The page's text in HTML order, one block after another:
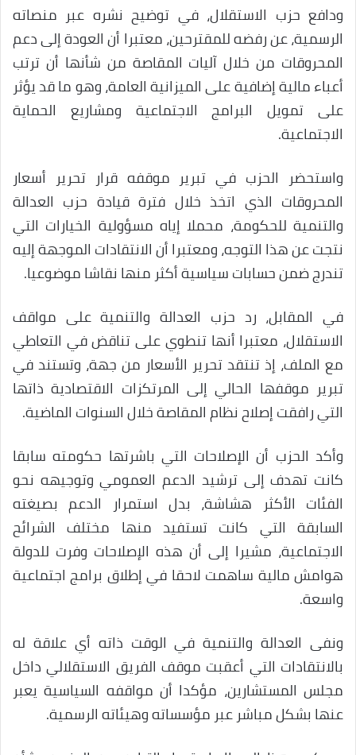
ودافع حزب الاستقلال، في توضيح نشره عبر منصاته
الرسمية، عن رفضه للمقترحين، معتبرا أن العودة إلى دعم
المحروقات من خلال آليات المقاصة من شأنها أن ترتب
أعباء مالية إضافية على الميزانية العامة، وهو ما قد يؤثر
على تمويل البرامج الاجتماعية ومشاريع الحماية
الاجتماعية.
واستحضر الحزب في تبرير موقفه قرار تحرير أسعار
المحروقات الذي اتخذ خلال فترة قيادة حزب العدالة
والتنمية للحكومة، محملا إياه مسؤولية الخيارات التي
نتجت عن هذا التوجه، ومعتبرا أن الانتقادات الموجهة إليه
تندرج ضمن حسابات سياسية أكثر منها نقاشا موضوعيا.
في المقابل، رد حزب العدالة والتنمية على مواقف
الاستقلال، معتبرا أنها تنطوي على تناقض في التعاطي
مع الملف، إذ تنتقد تحرير الأسعار من جهة، وتستند في
تبرير موقفها الحالي إلى المرتكزات الاقتصادية ذاتها
التي رافقت إصلاح نظام المقاصة خلال السنوات الماضية.
وأكد الحزب أن الإصلاحات التي باشرتها حكومته سابقا
كانت تهدف إلى ترشيد الدعم العمومي وتوجيهه نحو
الفئات الأكثر هشاشة، بدل استمرار الدعم بصيغته
السابقة التي كانت تستفيد منها مختلف الشرائح
الاجتماعية، مشيرا إلى أن هذه الإصلاحات وفرت للدولة
هوامش مالية ساهمت لاحقا في إطلاق برامج اجتماعية
واسعة.
ونفى العدالة والتنمية في الوقت ذاته أي علاقة له
بالانتقادات التي أعقبت موقف الفريق الاستقلالي داخل
مجلس المستشارين، مؤكدا أن مواقفه السياسية يعبر
عنها بشكل مباشر عبر مؤسساته وهيئاته الرسمية.